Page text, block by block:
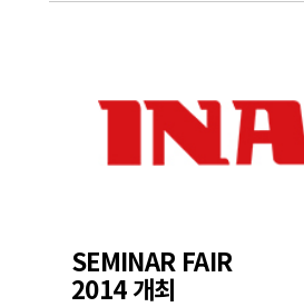
SEMINAR FAIR
2014 개최